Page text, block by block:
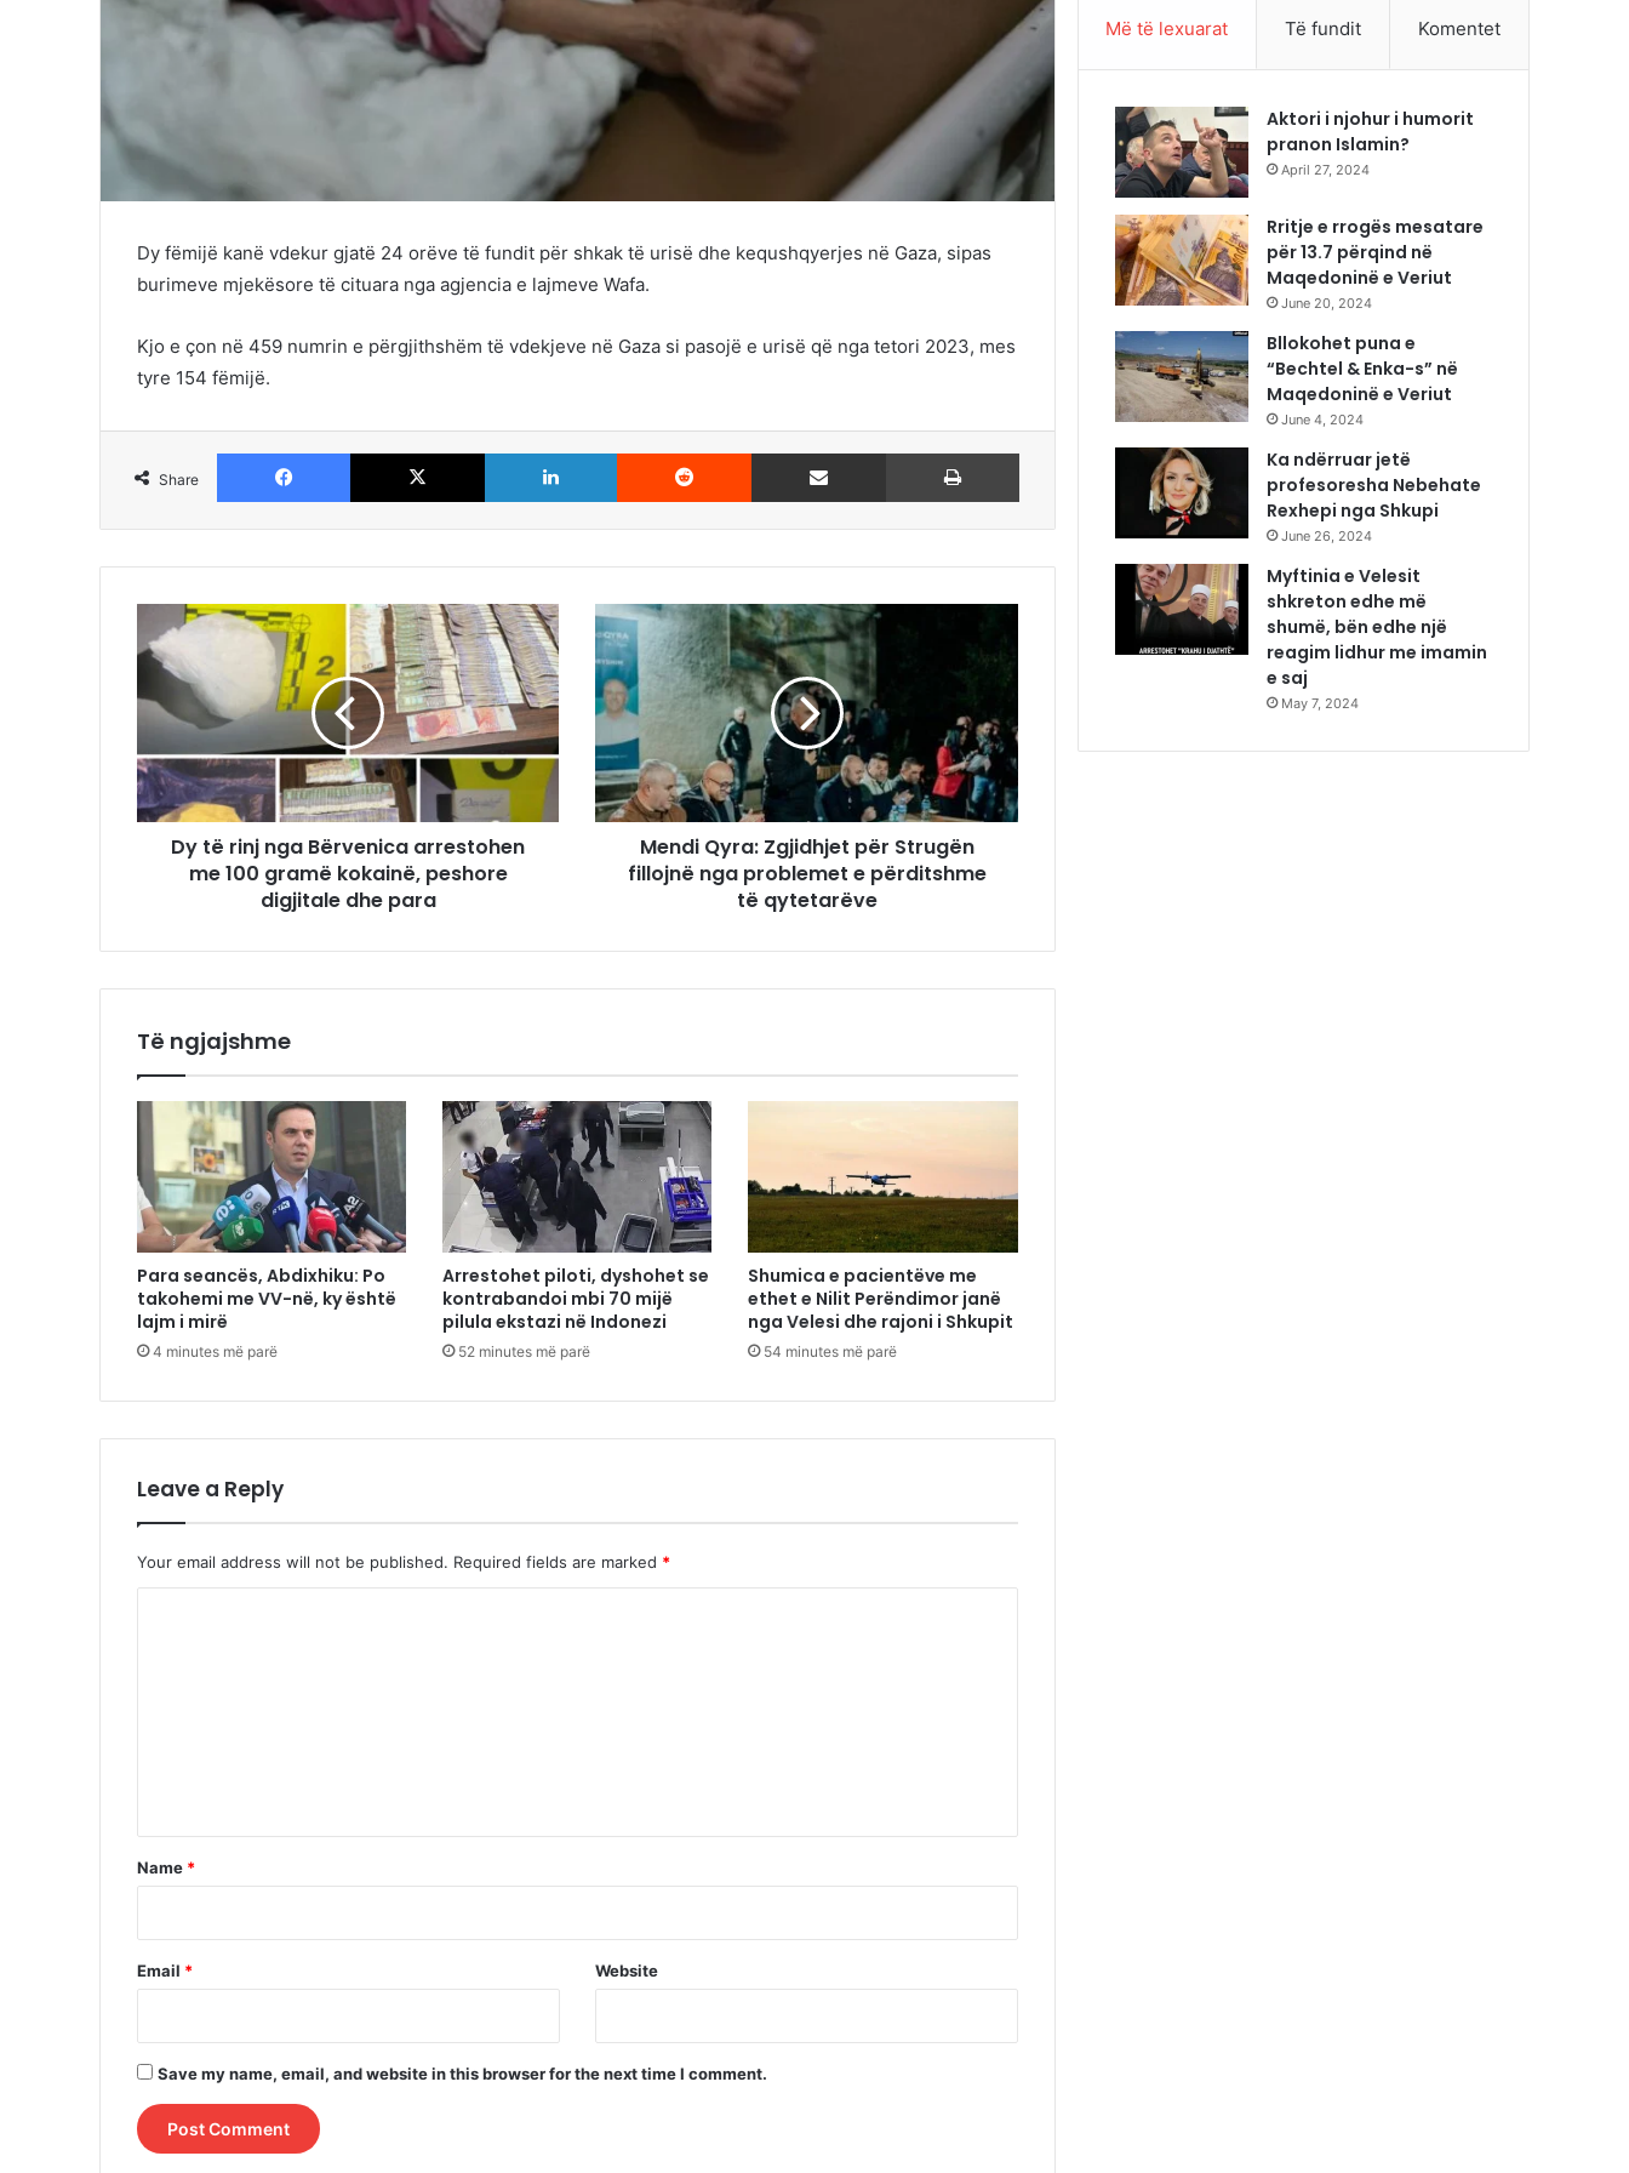
Dy fëmijë kanë vdekur gjatë 24 orëve të fundit për shkak të urisë dhe kequshqyerjes në Gaza, sipas
burimeve mjekësore të cituara nga agjencia e lajmeve Wafa.
Kjo e çon në 459 numrin e përgjithshëm të vdekjeve në Gaza si pasojë e urisë që nga tetori 2023, mes
tyre 154 fëmijë.
Share
Facebook X LinkedIn Reddit Share via Email
Dy të rinj nga Bërvenica arrestohen
me 100 gramë kokainë, peshore
digjitale dhe para
Mendi Qyra: Zgjidhjet për Strugën
fillojnë nga problemet e përditshme
të qytetarëve
Të ngjajshme
Para seancës, Abdixhiku: Po
takohemi me VV-në, ky është
lajm i mirë
4 minutes më parë
Arrestohet piloti, dyshohet se
kontrabandoi mbi 70 mijë
pilula ekstazi në Indonezi
52 minutes më parë
Shumica e pacientëve me
ethet e Nilit Perëndimor janë
nga Velesi dhe rajoni i Shkupit
54 minutes më parë
Leave a Reply
Your email address will not be published. Required fields are marked *
*
Name *
Email * Website
Save my name, email, and website in this browser for the next time I comment.
Më të lexuarat Të fundit Komentet
Aktori i njohur i humorit
pranon Islamin?
April 27, 2024
Rritje e rrogës mesatare
për 13.7 përqind në
Maqedoninë e Veriut
June 20, 2024
Bllokohet puna e
“Bechtel & Enka-s” në
Maqedoninë e Veriut
June 4, 2024
Ka ndërruar jetë
profesoresha Nebehate
Rexhepi nga Shkupi
June 26, 2024
Myftinia e Velesit
shkreton edhe më
shumë, bën edhe një
reagim lidhur me imamin
e saj
May 7, 2024